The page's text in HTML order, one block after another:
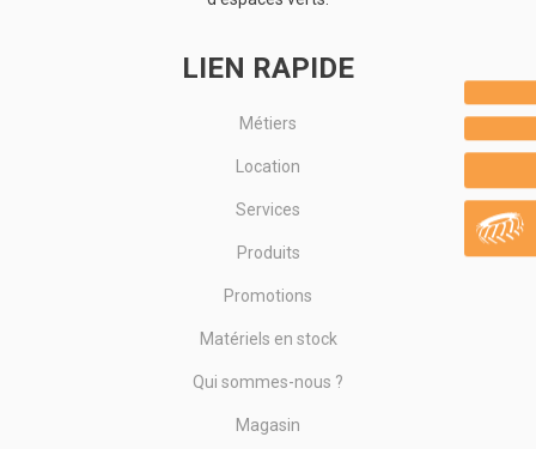
LIEN RAPIDE
Métiers
Location
Services
Produits
Promotions
Matériels en stock
Qui sommes-nous ?
Magasin